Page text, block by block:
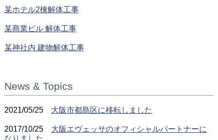
某ホテル2棟解体工事
某商業ビル 解体工事
某神社内 建物解体工事
News & Topics
2021/05/25 大阪市都島区に移転しました
2017/10/25
大阪エヴェッサのオフィシャルパートナーに